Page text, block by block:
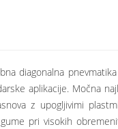
diagonalna
aplikacije. Močna
z upogljivimi
pri visokih